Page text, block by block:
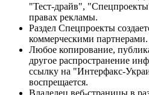
"Тест-драйв",
правах рекламы.
Раздел Спецпроекты
коммерческими партнерами.
Любое копирование,
другое распространение
ссылку на "Интерфакс-
воспрещается.
Владелец веб-страницы в